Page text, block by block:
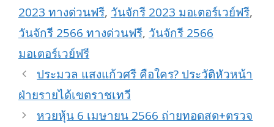
2023 ทางด่วนฟรี, วันจักรี 2023 มอเตอร์เวย์ฟรี,
วันจักรี 2566 ทางด่วนฟรี, วันจักรี 2566
มอเตอร์เวย์ฟรี
ประมวล แสงแก้วศรี คือใคร? ประวัติหัวหน้า
ฝ่ายรายได้เขตราชเทวี
หวยหุ้น 6 เมษายน 2566 ถ่ายทอดสด+ตรวจ